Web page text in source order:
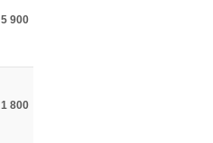
5 900
1 800